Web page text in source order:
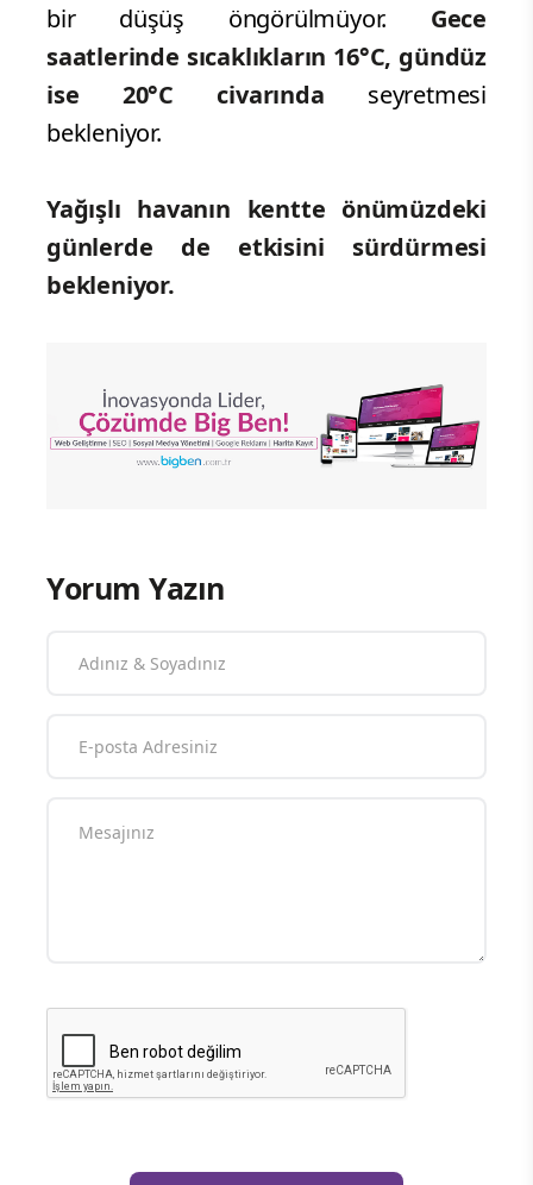
bir düşüş öngörülmüyor. Gece
saatlerinde sıcaklıkların 16°C, gündüz
ise 20°C civarında seyretmesi
bekleniyor.
Yağışlı havanın kentte önümüzdeki
günlerde de etkisini sürdürmesi
bekleniyor.
Yorum Yazın